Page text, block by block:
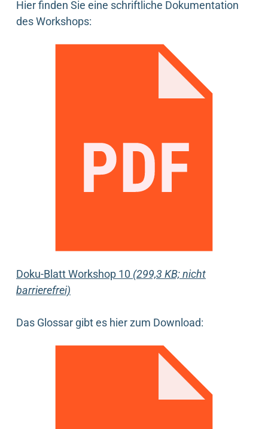
Hier finden Sie eine schriftliche Dokumentation
des Workshops:
Doku-Blatt Workshop 10 (299,3 KB; nicht
barrierefrei)
Das Glossar gibt es hier zum Download: